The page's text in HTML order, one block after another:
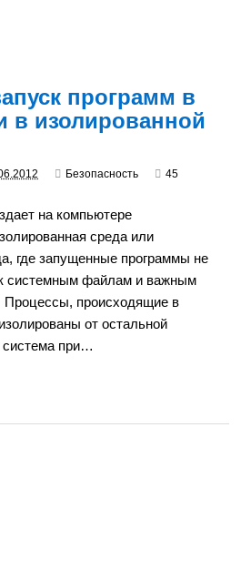
программ в
в изолированной
Безопасность
45
на компьютере
среда или
где запущенные программы не
системным файлам и важным
Процессы, происходящие в
от остальной
при…